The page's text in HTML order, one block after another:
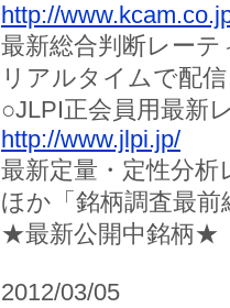
http://
最新総合判断レー
リアルタイムで配
○JLPI正会員用最新
http://www.jlpi.jp/
最新定量・定性分
ほか「銘柄調査最
★最新公開中銘柄★
2012/03/05